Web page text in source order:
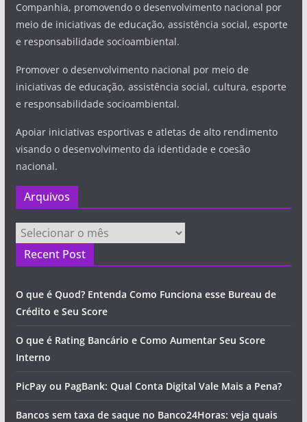
Companhia, promovendo o desenvolvimento nacional por
meio de iniciativas de educação, assistência social, esporte
e responsabilidade socioambiental.
Promover o desenvolvimento nacional por meio de
iniciativas de educação, assistência social, cultura, esporte
e responsabilidade socioambiental.
Apoiar iniciativas esportivas e atletas de alto rendimento
visando o desenvolvimento da identidade e coesão
nacional.
Arquivos
Arquivos
Recent Post
O que é Quod? Entenda Como Funciona esse Bureau de
Crédito e Seu Score
O que é Rating Bancário e Como Aumentar Seu Score
Interno
PicPay ou PagBank: Qual Conta Digital Vale Mais a Pena?
Bancos sem taxa de saque no Banco24Horas: veja quais